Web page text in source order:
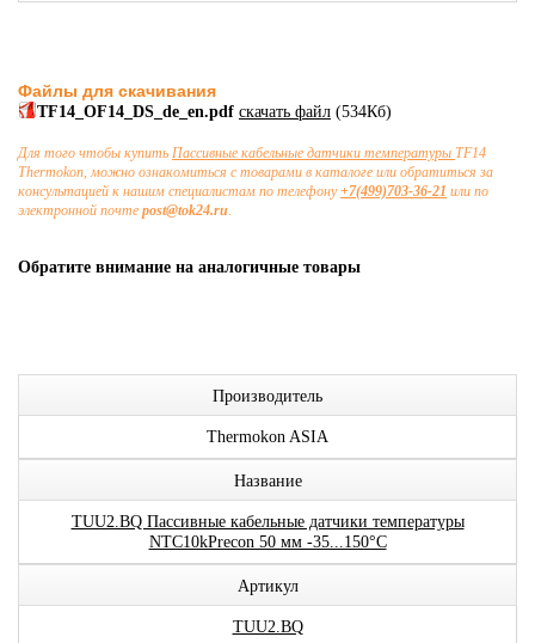
Файлы для скачивания
TF14_OF14_DS_de_en.pdf скачать файл (534Кб)
Для того чтобы купить Пассивные кабельные датчики температуры TF14
Thermokon, можно ознакомиться с товарами в каталоге или обратиться за
консультацией к нашим специалистам по телефону+7(499)703-36-21 или по
электронной почте post@tok24.ru.
Обратите внимание на аналогичные товары
Производитель
Thermokon ASIA
Название
TUU2.BQ Пассивные кабельные датчики температуры
NTC10kPrecon 50 мм -35...150°C
Артикул
TUU2.BQ